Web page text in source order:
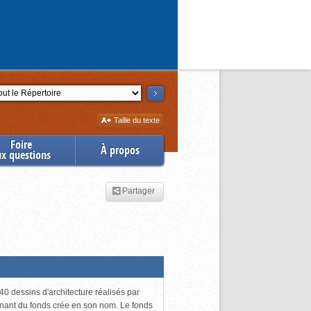
Augmenter
la
Taille du texte
Foire
questions À propos
Partager
dessins d'architecture réalisés par
du fonds crée en son nom. Le fonds